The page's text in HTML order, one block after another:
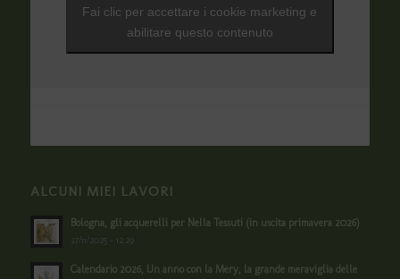
Fai clic per accettare i cookie marketing e
abilitare questo contenuto
ALCUNI MIEI LAVORI
Bologna, gli acquerelli per Nella Tessuti (in uscita primavera 2026)
27/11/2025 - 12:29
Calendario 2026, Un anno con la Mery, la grande meraviglia delle